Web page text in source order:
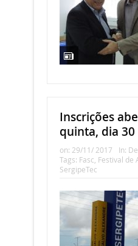
Inscrições
quinta, dia 30
on: 29/11/ 2017 In:
Tags: Fasc Festival de
SergipeTec